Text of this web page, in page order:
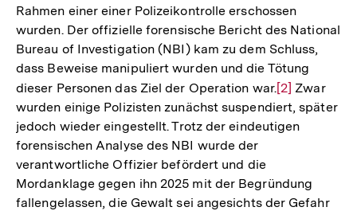
Rahmen einer einer Polizeikontrolle erschossen
wurden. Der offizielle forensische Bericht des National
Bureau of Investigation (NBI) kam zu dem Schluss,
dass Beweise manipuliert wurden und die Tötung
dieser Personen das Ziel der Operation war.Zur
Auflösung
der
[2] Zwar
wurden einige Polizisten zunächst suspendiert, später
jedoch wieder eingestellt. Trotz der eindeutigen
forensischen Analyse des NBI wurde der
verantwortliche Offizier befördert und die
Mordanklage gegen ihn 2025 mit der Begründung
fallengelassen, die Gewalt sei angesichts der Gefahr